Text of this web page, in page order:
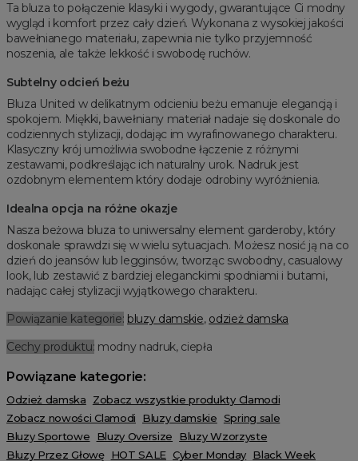
Ta bluza to połączenie klasyki i wygody, gwarantujące Ci modny
wygląd i komfort przez cały dzień. Wykonana z wysokiej jakości
bawełnianego materiału, zapewnia nie tylko przyjemność
noszenia, ale także lekkość i swobodę ruchów.
Subtelny odcień beżu
Bluza United w delikatnym odcieniu beżu emanuje elegancją i
spokojem. Miękki, bawełniany materiał nadaje się doskonale do
codziennych stylizacji, dodając im wyrafinowanego charakteru.
Klasyczny krój umożliwia swobodne łączenie z różnymi
zestawami, podkreślając ich naturalny urok. Nadruk jest
ozdobnym elementem który dodaje odrobiny wyróżnienia.
Idealna opcja na różne okazje
Nasza beżowa bluza to uniwersalny element garderoby, który
doskonale sprawdzi się w wielu sytuacjach. Możesz nosić ją na co
dzień do jeansów lub legginsów, tworząc swobodny, casualowy
look, lub zestawić z bardziej eleganckimi spodniami i butami,
nadając całej stylizacji wyjątkowego charakteru.
Powiązanie kategorie: bluzy damskie, odzież damska
Cechy produktu: modny nadruk, ciepła
Powiązane kategorie:
Odzież damska
Zobacz wszystkie produkty Clamodi
Zobacz nowości Clamodi
Bluzy damskie Spring sale
Bluzy Sportowe
Bluzy Oversize
Bluzy Wzorzyste
Bluzy Przez Głowę HOT SALE Cyber Monday Black Week